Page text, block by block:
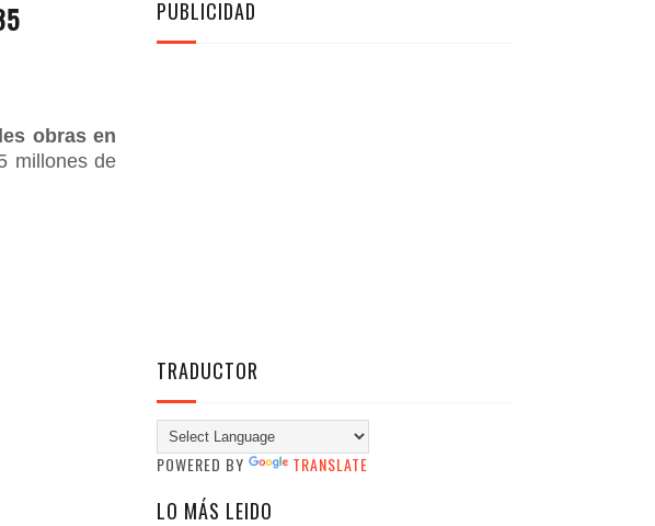
obras en
millones de
PUBLICIDAD
TRADUCTOR
POWERED BY TRANSLATE
LO MÁS LEIDO